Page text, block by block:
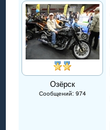
Озёрск
Сообщений: 974